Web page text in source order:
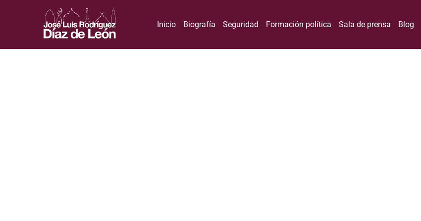
Inicio Biografía Seguridad Formación política Sala de prensa Blog